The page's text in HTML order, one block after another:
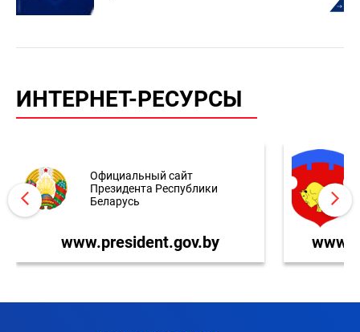
ИНТЕРНЕТ-РЕСУРСЫ
Официальный сайт
Президента Республики
Беларусь
www.president.gov.by